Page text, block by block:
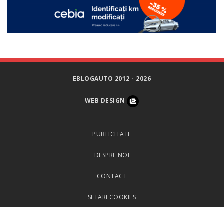
EBLOGAUTO 2012 - 2026
WEB DESIGN
PUBLICITATE
DESPRE NOI
CONTACT
SETARI COOKIES